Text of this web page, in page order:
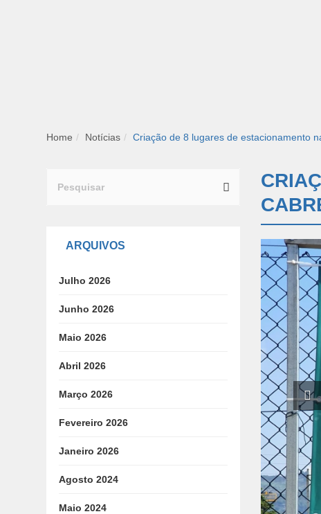
Home Notícias Criação de 8 lugares de estacionamento
for:
ARQUIVOS
Julho 2026
Junho 2026
Maio 2026
Abril 2026
Março 2026
Fevereiro 2026
Janeiro 2026
Agosto 2024
Maio 2024